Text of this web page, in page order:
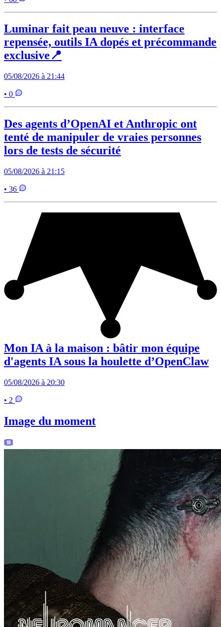
Luminar fait peau neuve : interface
repensée, outils IA dopés et précommande
exclusive📍
05/08/2026 à 21:44
• 0
Des agents d’OpenAI et Anthropic ont
tenté de manipuler de vraies personnes
lors de tests de sécurité
05/08/2026 à 21:15
• 36
Mon IA à la maison : bâtir mon équipe
d'agents IA sous la houlette d’OpenClaw
05/08/2026 à 20:30
• 2
Image du moment